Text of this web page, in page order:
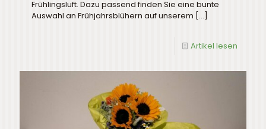
Frühlingsluft. Dazu passend finden Sie eine bunte
Auswahl an Frühjahrsblühern auf unserem […]
Artikel lesen